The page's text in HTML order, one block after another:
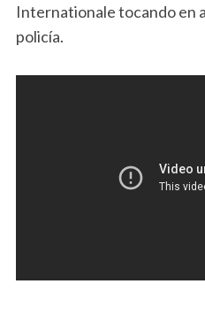
Internationale tocando en
policía.